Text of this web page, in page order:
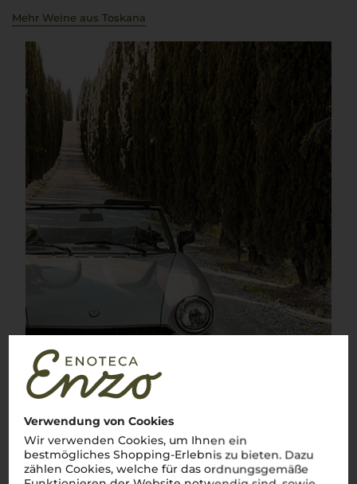
Verwendung von Cookies
Wir verwenden Cookies, um Ihnen ein
bestmögliches Shopping-Erlebnis zu bieten. Dazu
zählen Cookies, welche für das ordnungsgemäße
Mehr Weine aus Toskana